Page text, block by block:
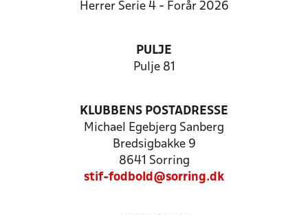
Herrer Serie 4 - Forår 2026
PULJE
Pulje 81
KLUBBENS POSTADRESSE
Michael Egebjerg Sanberg
Bredsigbakke 9
8641 Sorring
stif-fodbold@sorring.dk